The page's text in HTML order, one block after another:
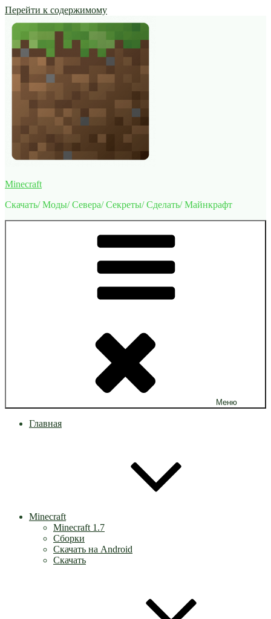
Перейти к содержимому
Minecraft
Скачать/ Моды/ Севера/ Секреты/ Сделать/ Майнкрафт
Меню
Главная
Minecraft
Minecraft 1.7
Сборки
Скачать на Android
Скачать